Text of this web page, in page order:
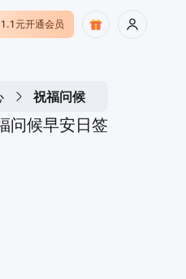
1.1元开通会员
祝福问候
问候早安日签